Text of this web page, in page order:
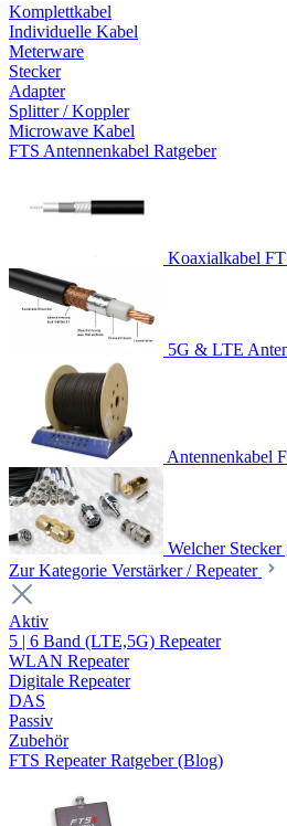
Komplettkabel
Individuelle Kabel
Meterware
Stecker
Adapter
Splitter / Koppler
Microwave Kabel
FTS Antennenkabel Ratgeber
Koaxialkabel
5G & LTE
Antennenkabel
Welcher
Zur Kategorie Verstärker / Repeater
Aktiv
5 | 6 Band (LTE,5G) Repeater
WLAN Repeater
Digitale Repeater
DAS
Passiv
Zubehör
FTS Repeater Ratgeber (Blog)